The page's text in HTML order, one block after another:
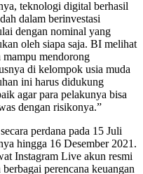
teknologi digital berhasil
dalam berinvestasi
dengan nominal yang
oleh siapa saja. BI melihat
mendorong
di kelompok usia muda
ini harus didukung
agar para pelakunya bisa
dengan risikonya.”
perdana pada 15 Juli
hingga 16 Desember 2021.
Instagram Live akun resmi
perencana keuangan